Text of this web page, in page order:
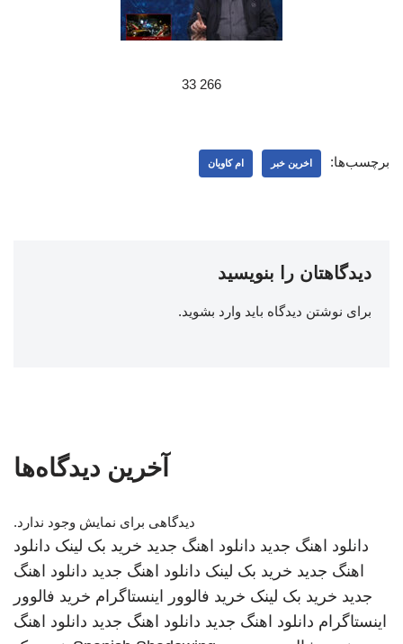
266 33
برچسب‌ها: اخرین خبر ام کاویان
دیدگاهتان را بنویسید
برای نوشتن دیدگاه باید وارد بشوید.
آخرین دیدگاه‌ها
دیدگاهی برای نمایش وجود ندارد.
دانلود اهنگ جدید دانلود اهنگ جدید خرید بک لینک دانلود
اهنگ جدید خرید بک لینک دانلود اهنگ جدید دانلود اهنگ
جدید خرید بک لینک خرید فالوور اینستاگرام خرید فالوور
اینستاگرام دانلود اهنگ جدید دانلود اهنگ جدید دانلود اهنگ